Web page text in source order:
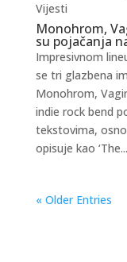
Monohrom,
su pojačanja
Vijesti
Impresivnom
se tri glazbena
Monohrom,
indie rock bend
tekstovima,
opisuje kao ‘The...
« Older Entries